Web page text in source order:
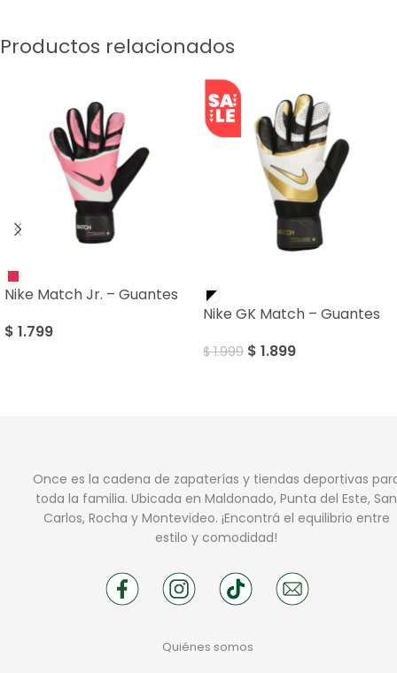
Productos relacionados
Nike Match Jr. – Guantes
$ 1.799
Nike GK Match – Guantes
$1.999 $ 1.899
Once es la cadena de zapaterías y tiendas deportivas
toda la familia. Ubicada en Maldonado, Punta del Este, San
Carlos, Rocha y Montevideo. ¡Encontrá el equilibrio entre
estilo y comodidad!
Quiénes somos